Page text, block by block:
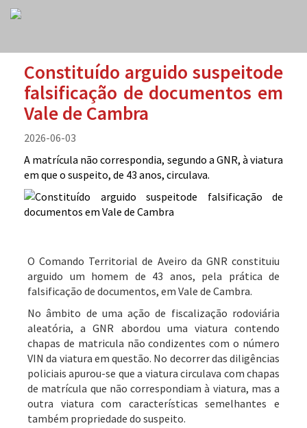
Constituído arguido suspeitode
falsificação de documentos em
Vale de Cambra
2026-06-03
A matrícula não correspondia, segundo a GNR, à viatura
em que o suspeito, de 43 anos, circulava.
O Comando Territorial de Aveiro da GNR constituiu
arguido um homem de 43 anos, pela prática de
falsificação de documentos, em Vale de Cambra.
No âmbito de uma ação de fiscalização rodoviária
aleatória, a GNR abordou uma viatura contendo
chapas de matricula não condizentes com o número
VIN da viatura em questão. No decorrer das diligências
policiais apurou-se que a viatura circulava com chapas
de matrícula que não correspondiam à viatura, mas a
outra viatura com características semelhantes e
também propriedade do suspeito.